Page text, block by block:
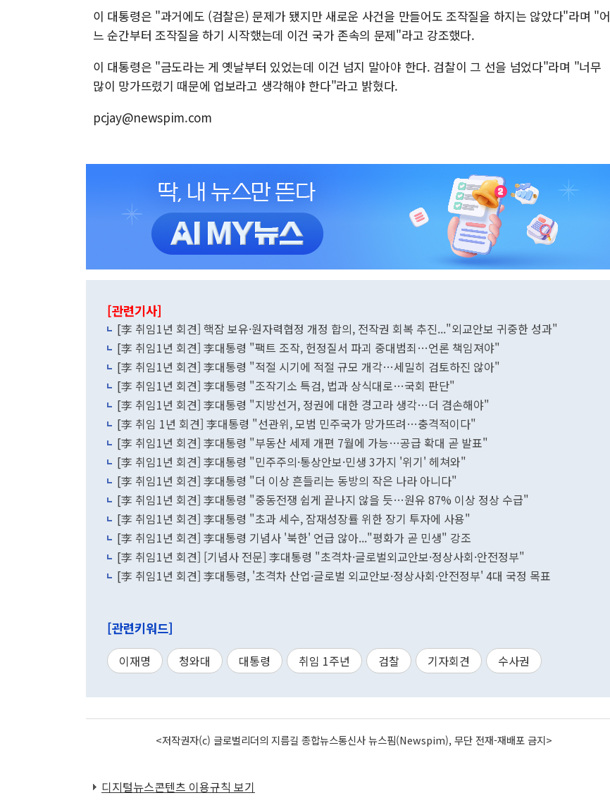
이 대통령은 "과거에도 (검찰은) 문제가 됐지만 새로운 사건을 만들어도 조작질을 하지는 않았다"라며 "어
느 순간부터 조작질을 하기 시작했는데 이건 국가 존속의 문제"라고 강조했다.
이 대통령은 "금도라는 게 옛날부터 있었는데 이건 넘지 말아야 한다. 검찰이 그 선을 넘었다"라며 "너무
많이 망가뜨렸기 때문에 업보라고 생각해야 한다"라고 밝혔다.
pcjay@newspim.com
[관련기사]
[李 취임1년 회견] 핵잠 보유·원자력협정 개정 합의, 전작권 회복 추진..."외교안보 귀중한 성과"
[李 취임1년 회견] 李대통령 "팩트 조작, 헌정질서 파괴 중대범죄…언론 책임져야"
[李 취임1년 회견] 李대통령 "적절 시기에 적절 규모 개각…세밀히 검토하진 않아"
[李 취임1년 회견] 李대통령 "조작기소 특검, 법과 상식대로…국회 판단"
[李 취임1년 회견] 李대통령 "지방선거, 정권에 대한 경고라 생각…더 겸손해야"
[李 취임 1년 회견] 李대통령 "선관위, 모범 민주국가 망가뜨려…충격적이다"
[李 취임1년 회견] 李대통령 "부동산 세제 개편 7월에 가능…공급 확대 곧 발표"
[李 취임1년 회견] 李대통령 "민주주의·통상안보·민생 3가지 '위기' 헤쳐와"
[李 취임1년 회견] 李대통령 "더 이상 흔들리는 동방의 작은 나라 아니다"
[李 취임1년 회견] 李대통령 "중동전쟁 쉽게 끝나지 않을 듯…원유 87% 이상 정상 수급"
[李 취임1년 회견] 李대통령 "초과 세수, 잠재성장률 위한 장기 투자에 사용"
[李 취임1년 회견] 李대통령 기념사 '북한' 언급 않아..."평화가 곧 민생" 강조
[李 취임1년 회견] [기념사 전문] 李대통령 "초격차·글로벌외교안보·정상사회·안전정부"
[李 취임1년 회견] 李대통령, '초격차 산업·글로벌 외교안보·정상사회·안전정부' 4대 국정 목표
[관련키워드]
이재명 청와대 대통령 취임 1주년 검찰 기자회견 수사권
<저작권자(c) 글로벌리더의 지름길 종합뉴스통신사 뉴스핌(Newspim), 무단 전재-재배포 금지>
디지털뉴스콘텐츠 이용규칙 보기